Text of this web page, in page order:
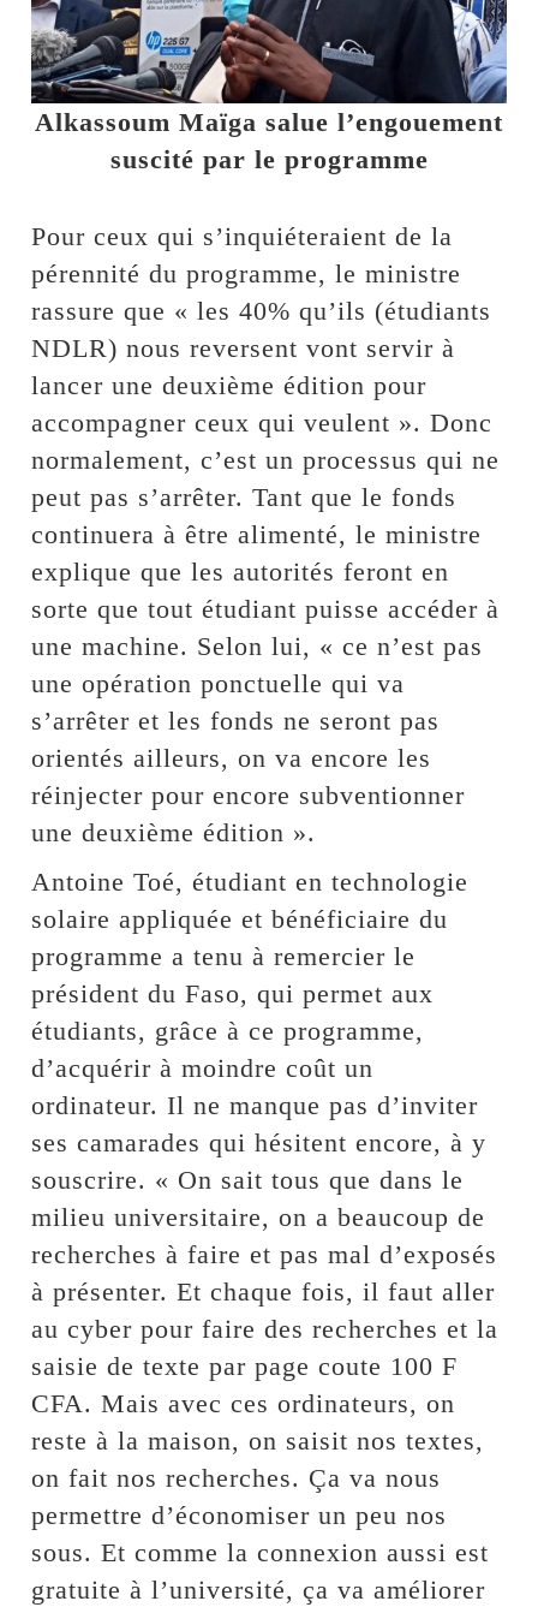
Alkassoum Maïga salue l’engouement
suscité par le programme
Pour ceux qui s’inquiéteraient de la
pérennité du programme, le ministre
rassure que « les 40% qu’ils (étudiants
NDLR) nous reversent vont servir à
lancer une deuxième édition pour
accompagner ceux qui veulent ». Donc
normalement, c’est un processus qui ne
peut pas s’arrêter. Tant que le fonds
continuera à être alimenté, le ministre
explique que les autorités feront en
sorte que tout étudiant puisse accéder à
une machine. Selon lui, « ce n’est pas
une opération ponctuelle qui va
s’arrêter et les fonds ne seront pas
orientés ailleurs, on va encore les
réinjecter pour encore subventionner
une deuxième édition ».
Antoine Toé, étudiant en technologie
solaire appliquée et bénéficiaire du
programme a tenu à remercier le
président du Faso, qui permet aux
étudiants, grâce à ce programme,
d’acquérir à moindre coût un
ordinateur. Il ne manque pas d’inviter
ses camarades qui hésitent encore, à y
souscrire. « On sait tous que dans le
milieu universitaire, on a beaucoup de
recherches à faire et pas mal d’exposés
à présenter. Et chaque fois, il faut aller
au cyber pour faire des recherches et la
saisie de texte par page coute 100 F
CFA. Mais avec ces ordinateurs, on
reste à la maison, on saisit nos textes,
on fait nos recherches. Ça va nous
permettre d’économiser un peu nos
sous. Et comme la connexion aussi est
gratuite à l’université, ça va améliorer